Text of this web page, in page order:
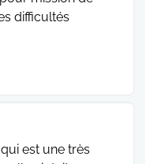
difficultés
est une très